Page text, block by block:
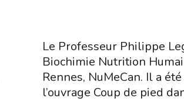
Le Professeur Philippe
Biochimie Nutrition
Rennes, NuMeCan. Il a
l’ouvrage Coup de pied